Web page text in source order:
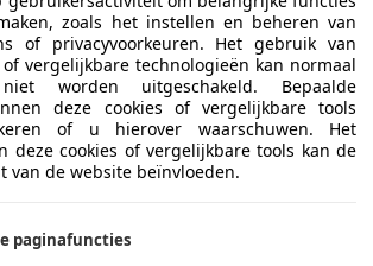
Base
zoals het instellen en beheren van
of privacyvoorkeuren. Het gebruik van
of vergelijkbare technologieën kan normaal
worden uitgeschakeld. Bepaalde
deze cookies of vergelijkbare tools
of u hierover waarschuwen. Het
deze cookies of vergelijkbare tools kan de
van de website beïnvloeden.
paginafuncties